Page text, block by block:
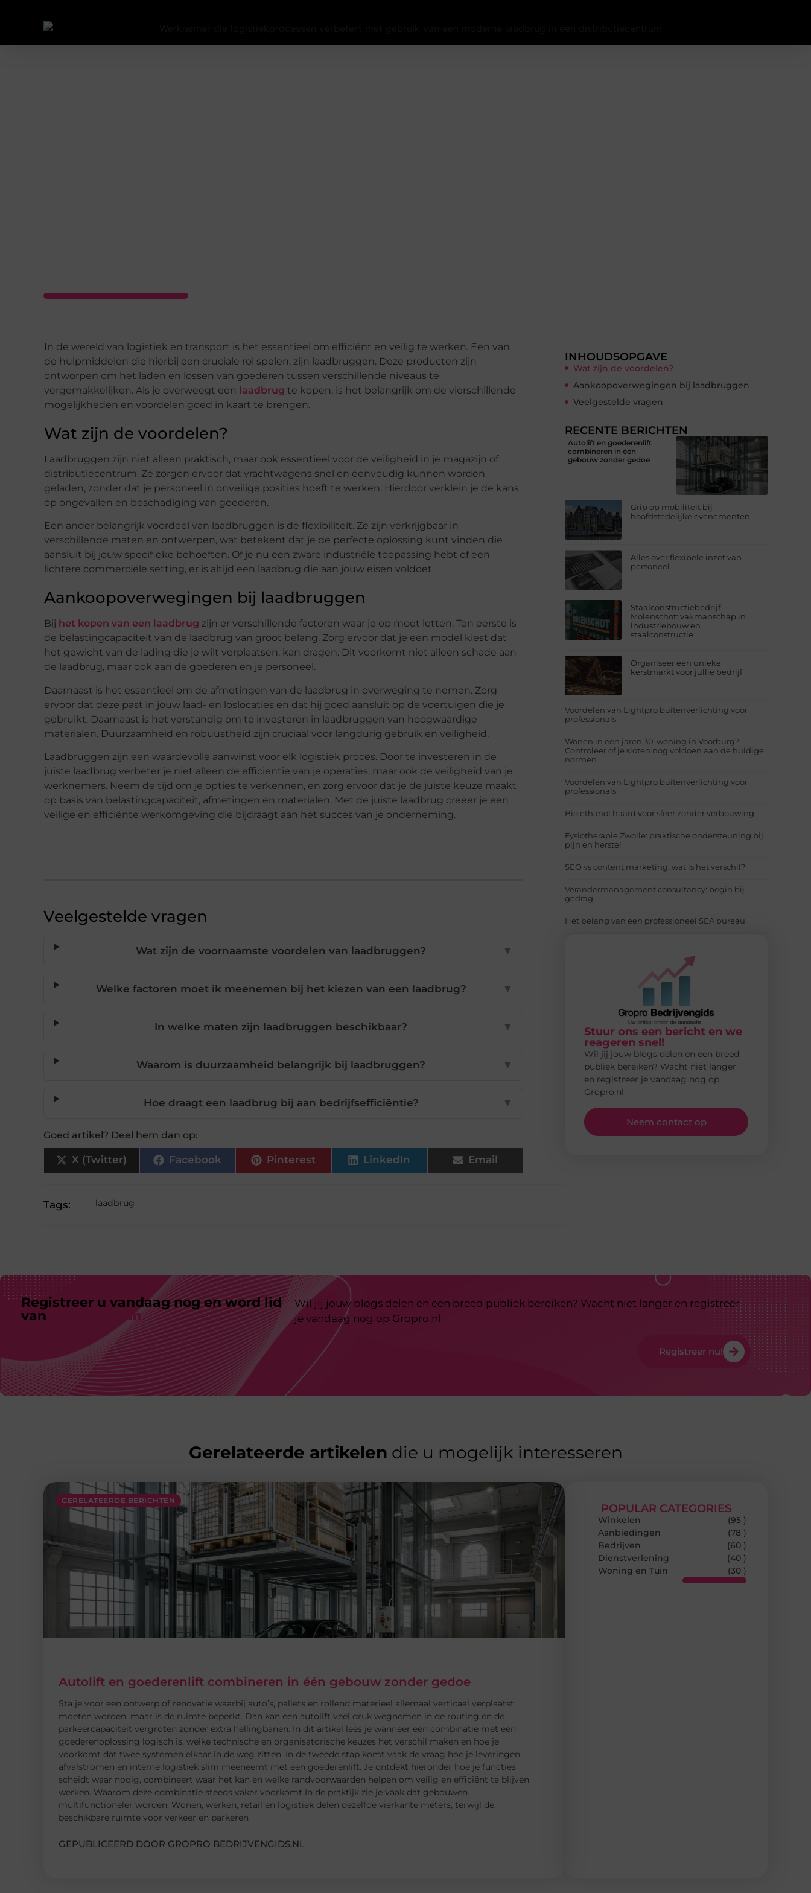
In de wereld van logistiek en transport is het essentieel om efficiënt en veilig te werken. Een van
de hulpmiddelen die hierbij een cruciale rol spelen, zijn laadbruggen. Deze producten zijn
ontworpen om het laden en lossen van goederen tussen verschillende niveaus te
vergemakkelijken. Als je overweegt een laadbrug te kopen, is het belangrijk om de vierschillende
mogelijkheden en voordelen goed in kaart te brengen.
Wat zijn de voordelen?
Laadbruggen zijn niet alleen praktisch, maar ook essentieel voor de veiligheid in je magazijn of
distributiecentrum. Ze zorgen ervoor dat vrachtwagens snel en eenvoudig kunnen worden
geladen, zonder dat je personeel in onveilige posities hoeft te werken. Hierdoor verklein je de kans
op ongevallen en beschadiging van goederen.
Een ander belangrijk voordeel van laadbruggen is de flexibiliteit. Ze zijn verkrijgbaar in
verschillende maten en ontwerpen, wat betekent dat je de perfecte oplossing kunt vinden die
aansluit bij jouw specifieke behoeften. Of je nu een zware industriële toepassing hebt of een
lichtere commerciële setting, er is altijd een laadbrug die aan jouw eisen voldoet.
Aankoopoverwegingen bij laadbruggen
Bij het kopen van een laadbrug zijn er verschillende factoren waar je op moet letten. Ten eerste is
de belastingcapaciteit van de laadbrug van groot belang. Zorg ervoor dat je een model kiest dat
het gewicht van de lading die je wilt verplaatsen, kan dragen. Dit voorkomt niet alleen schade aan
de laadbrug, maar ook aan de goederen en je personeel.
Daarnaast is het essentieel om de afmetingen van de laadbrug in overweging te nemen. Zorg
ervoor dat deze past in jouw laad- en loslocaties en dat hij goed aansluit op de voertuigen die je
gebruikt. Daarnaast is het verstandig om te investeren in laadbruggen van hoogwaardige
materialen. Duurzaamheid en robuustheid zijn cruciaal voor langdurig gebruik en veiligheid.
Laadbruggen zijn een waardevolle aanwinst voor elk logistiek proces. Door te investeren in de
juiste laadbrug verbeter je niet alleen de efficiëntie van je operaties, maar ook de veiligheid van je
werknemers. Neem de tijd om je opties te verkennen, en zorg ervoor dat je de juiste keuze maakt
op basis van belastingcapaciteit, afmetingen en materialen. Met de juiste laadbrug creëer je een
veilige en efficiënte werkomgeving die bijdraagt aan het succes van je onderneming.
Veelgestelde vragen
Wat zijn de voornaamste voordelen van laadbruggen? ▼
Welke factoren moet ik meenemen bij het kiezen van een laadbrug? ▼
In welke maten zijn laadbruggen beschikbaar? ▼
Waarom is duurzaamheid belangrijk bij laadbruggen? ▼
Hoe draagt een laadbrug bij aan bedrijfsefficiëntie? ▼
Goed artikel? Deel hem dan op:
X (Twitter) Facebook Pinterest LinkedIn Email
Tags: laadbrug
INHOUDSOPGAVE
Wat zijn de voordelen?
Aankoopoverwegingen bij laadbruggen
Veelgestelde vragen
RECENTE BERICHTEN
Autolift en goederenlift
combineren in één
gebouw zonder gedoe
Grip op mobiliteit bij
hoofdstedelijke evenementen
Alles over flexibele inzet van
personeel
Staalconstructiebedrijf
Molenschot: vakmanschap in
industriebouw en
staalconstructie
Organiseer een unieke
kerstmarkt voor jullie bedrijf
Voordelen van Lightpro buitenverlichting voor
professionals
Wonen in een jaren 30-woning in Voorburg?
Controleer of je sloten nog voldoen aan de huidige
normen
Voordelen van Lightpro buitenverlichting voor
professionals
Bio ethanol haard voor sfeer zonder verbouwing
Fysiotherapie Zwolle: praktische ondersteuning bij
pijn en herstel
SEO vs content marketing: wat is het verschil?
Verandermanagement consultancy: begin bij
gedrag
Het belang van een professioneel SEA bureau
Stuur ons een bericht en we
reageren snel!
Wil jij jouw blogs delen en een breed
publiek bereiken? Wacht niet langer
en registreer je vandaag nog op
Gropro.nl
Neem contact op
Registreer u vandaag nog en word lid
van
ons platform
Wil jij jouw blogs delen en een breed publiek bereiken? Wacht niet langer en registreer
je vandaag nog op Gropro.nl
Registreer nu!
Gerelateerde artikelen die u mogelijk interesseren
GERELATEERDE BERICHTEN
Autolift en goederenlift combineren in één gebouw zonder gedoe
Sta je voor een ontwerp of renovatie waarbij auto’s, pallets en rollend materieel allemaal verticaal verplaatst
moeten worden, maar is de ruimte beperkt. Dan kan een autolift veel druk wegnemen in de routing en de
parkeercapaciteit vergroten zonder extra hellingbanen. In dit artikel lees je wanneer een combinatie met een
goederenoplossing logisch is, welke technische en organisatorische keuzes het verschil maken en hoe je
voorkomt dat twee systemen elkaar in de weg zitten. In de tweede stap komt vaak de vraag hoe je leveringen,
afvalstromen en interne logistiek slim meeneemt met een goederenlift. Je ontdekt hieronder hoe je functies
scheidt waar nodig, combineert waar het kan en welke randvoorwaarden helpen om veilig en efficiënt te blijven
werken. Waarom deze combinatie steeds vaker voorkomt In de praktijk zie je vaak dat gebouwen
multifunctioneler worden. Wonen, werken, retail en logistiek delen dezelfde vierkante meters, terwijl de
beschikbare ruimte voor verkeer en parkeren
GEPUBLICEERD DOOR GROPRO BEDRIJVENGIDS.NL
POPULAR CATEGORIES
Winkelen
(95 )
Aanbiedingen
(78 )
Bedrijven
(60 )
Dienstverlening
(40 )
Woning en Tuin
(30 )